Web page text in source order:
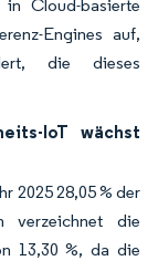
Cloud-basierte
Engines auf,
die dieses
IoT wächst
2025 28,05 % der
verzeichnet die
13,30 %, da die